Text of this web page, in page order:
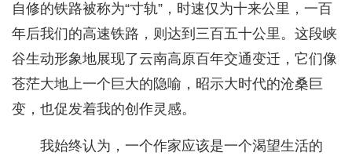
自修的铁路被称为“寸轨”，时速仅为十来公里，一百
年后我们的高速铁路，则达到三百五十公里。这段峡
谷生动形象地展现了云南高原百年交通变迁，它们像
苍茫大地上一个巨大的隐喻，昭示大时代的沧桑巨
变，也促发着我的创作灵感。
我始终认为，一个作家应该是一个渴望生活的